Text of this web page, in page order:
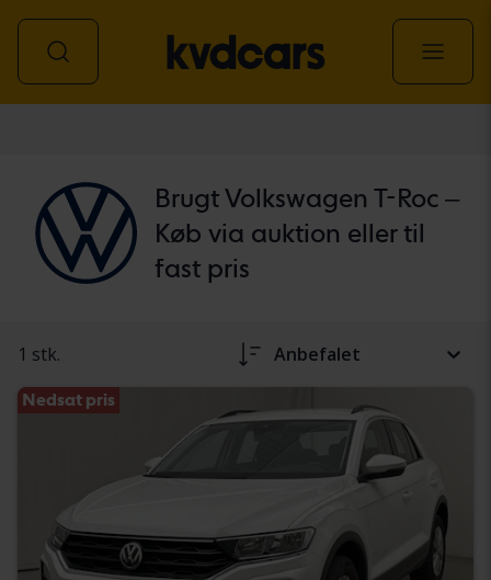
Brugt Volkswagen T-Roc –
Køb via auktion eller til
fast pris
1 stk. Anbefalet
Nedsat pris